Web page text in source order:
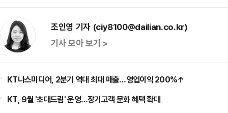
조인영 기자 (ciy8100@dailian.co.kr)
기사 모아 보기 >
KT나스미디어, 2분기 역대 최대 매출…영업이익 200%↑
KT, 9월 '초대드림' 운영…장기고객 문화 혜택 확대